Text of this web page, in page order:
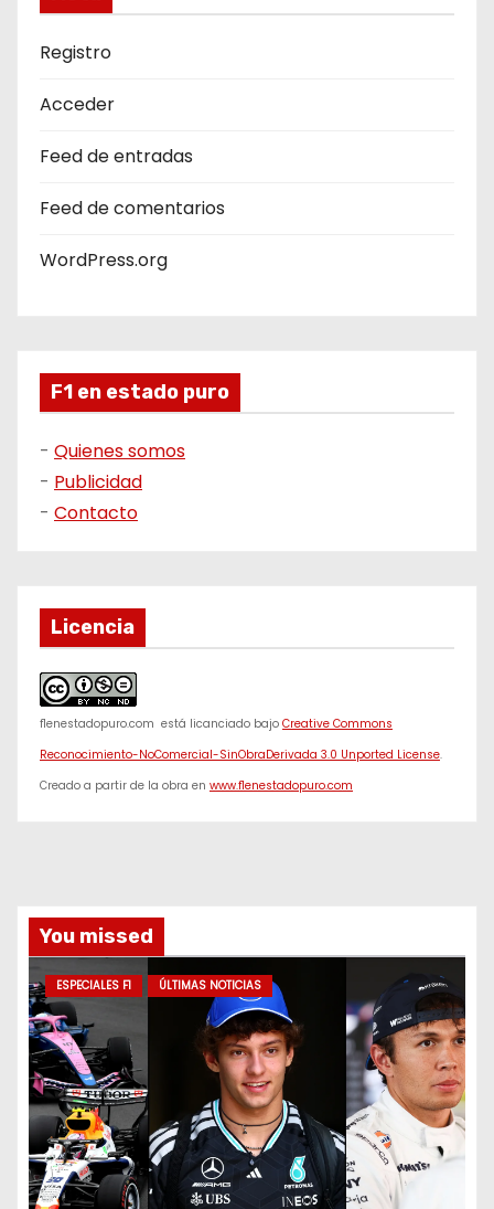
Registro
Acceder
Feed de entradas
Feed de comentarios
WordPress.org
F1 en estado puro
- Quienes somos
- Publicidad
- Contacto
Licencia
f1enestadopuro.com está licanciado bajo Creative Commons
Reconocimiento-NoComercial-SinObraDerivada 3.0 Unported License.
Creado a partir de la obra en www.f1enestadopuro.com
You missed
ESPECIALES F1 ÚLTIMAS NOTICIAS